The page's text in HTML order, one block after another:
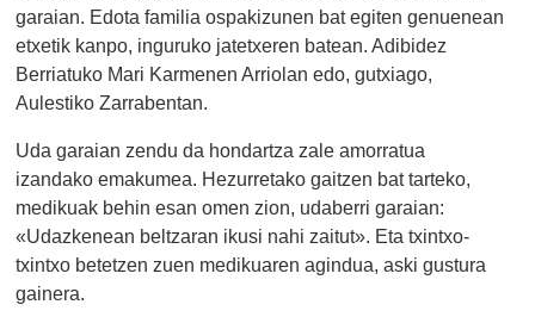
garaian. Edota familia ospakizunen bat egiten genuenean
etxetik kanpo, inguruko jatetxeren batean. Adibidez
Berriatuko Mari Karmenen Arriolan edo, gutxiago,
Aulestiko Zarrabentan.
Uda garaian zendu da hondartza zale amorratua
izandako emakumea. Hezurretako gaitzen bat tarteko,
medikuak behin esan omen zion, udaberri garaian:
«Udazkenean beltzaran ikusi nahi zaitut». Eta txintxo-
txintxo betetzen zuen medikuaren agindua, aski gustura
gainera.